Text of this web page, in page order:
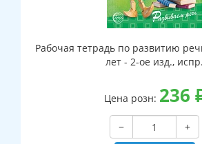
Рабочая тетрадь по развитию
лет - 2-ое изд., испр.
Цена розн: 236
−
+